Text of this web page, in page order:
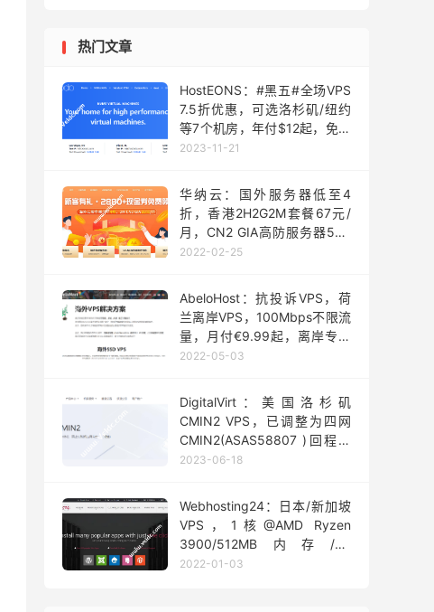
热门文章
HostEONS：#黑五#全场VPS
7.5折优惠，可选洛杉矶/纽约
等7个机房，年付$12起，免费
双倍流量/双倍硬盘/10G大带宽
2023-11-21
华纳云：国外服务器低至4
折，香港2H2G2M套餐67元/
月，CN2 GIA高防服务器588
元/月起
2022-02-25
AbeloHost：抗投诉VPS，荷
兰离岸VPS，100Mbps不限流
量，月付€9.99起，离岸专用
服务器€52.8/月起
2022-05-03
DigitalVirt：美国洛杉矶
CMIN2 VPS，已调整为四网
CMIN2(ASAS58807 )回程，
且有年付7折/2年付6折/三年付
2023-06-18
Webhosting24：日本/新加坡
VPS，1核@AMD Ryzen
3900/512MB内存/7G
NVMe/1Gbps/250G流量$17/
2022-01-03